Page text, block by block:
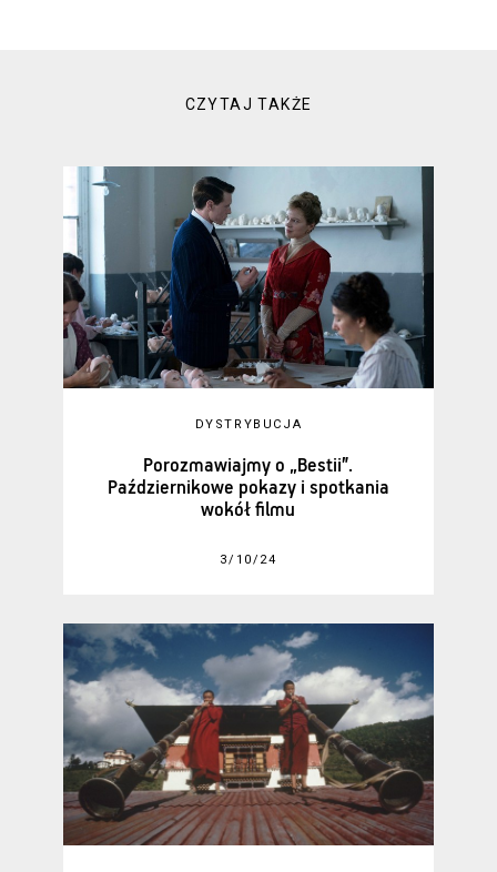
CZYTAJ TAKŻE
DYSTRYBUCJA
Porozmawiajmy o „Bestii”.
Październikowe pokazy i spotkania
wokół filmu
3/10/24